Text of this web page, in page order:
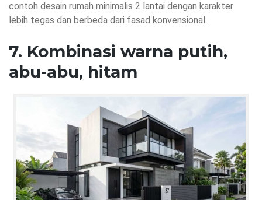
contoh desain rumah minimalis 2 lantai dengan karakter
lebih tegas dan berbeda dari fasad konvensional.
7. Kombinasi warna putih,
abu-abu, hitam